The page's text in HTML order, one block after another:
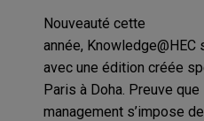
Nouveauté cette
année, Knowledge@HEC
avec une édition créée
Paris à Doha. Preuve
management s’impose